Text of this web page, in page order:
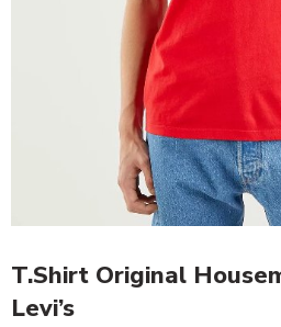
T.Shirt Original
Levi’s